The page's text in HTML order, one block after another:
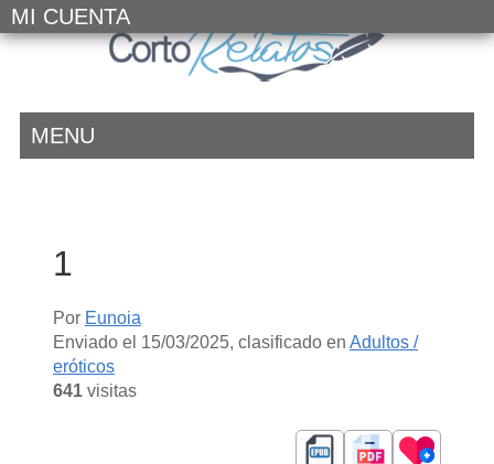
MI CUENTA
MENU
1
Por Eunoia
Enviado el 15/03/2025, clasificado en Adultos /
eróticos
641visitas